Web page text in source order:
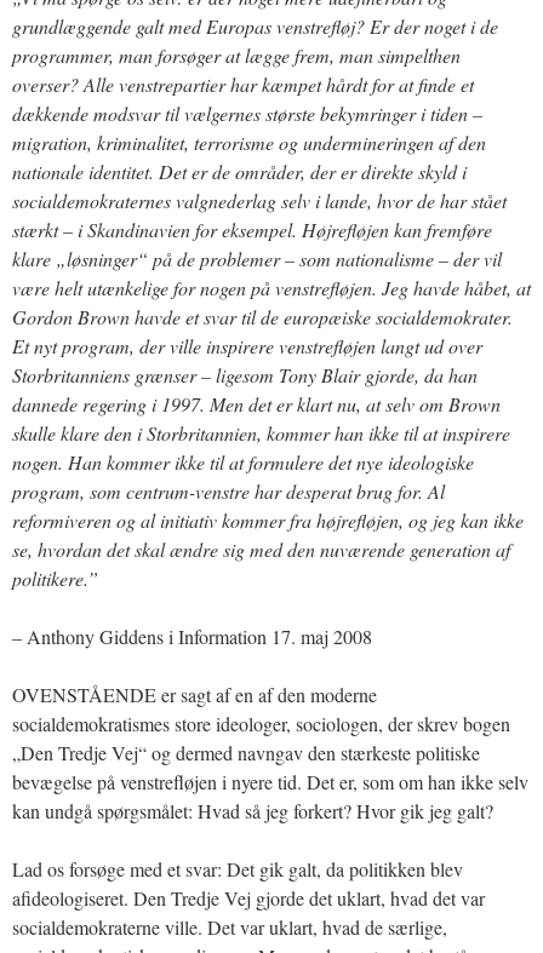
grundlæggende galt med Europas venstrefløj? Er der noget i de
programmer, man forsøger at lægge frem, man simpelthen
overser? Alle venstrepartier har kæmpet hårdt for at finde et
dækkende modsvar til vælgernes største bekymringer i tiden –
migration, kriminalitet, terrorisme og undermineringen af den
nationale identitet. Det er de områder, der er direkte skyld i
socialdemokraternes valgnederlag selv i lande, hvor de har stået
stærkt – i Skandinavien for eksempel. Højrefløjen kan fremføre
klare „løsninger“ på de problemer – som nationalisme – der vil
være helt utænkelige for nogen på venstrefløjen. Jeg havde håbet, at
Gordon Brown havde et svar til de europæiske socialdemokrater.
Et nyt program, der ville inspirere venstrefløjen langt ud over
Storbritanniens grænser – ligesom Tony Blair gjorde, da han
dannede regering i 1997. Men det er klart nu, at selv om Brown
skulle klare den i Storbritannien, kommer han ikke til at inspirere
nogen. Han kommer ikke til at formulere det nye ideologiske
program, som centrum-venstre har desperat brug for. Al
reformiveren og al initiativ kommer fra højrefløjen, og jeg kan ikke
se, hvordan det skal ændre sig med den nuværende generation af
politikere.”
– Anthony Giddens i Information 17. maj 2008
OVENSTÅENDE er sagt af en af den moderne
socialdemokratismes store ideologer, sociologen, der skrev bogen
„Den Tredje Vej“ og dermed navngav den stærkeste politiske
bevægelse på venstrefløjen i nyere tid. Det er, som om han ikke selv
kan undgå spørgsmålet: Hvad så jeg forkert? Hvor gik jeg galt?
Lad os forsøge med et svar: Det gik galt, da politikken blev
afideologiseret. Den Tredje Vej gjorde det uklart, hvad det var
socialdemokraterne ville. Det var uklart, hvad de særlige,